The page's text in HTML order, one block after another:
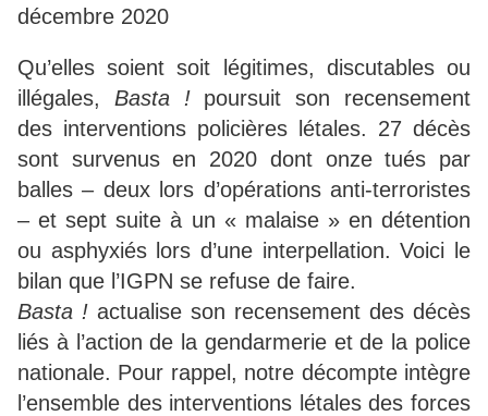
décembre 2020
Qu’elles soient soit légitimes, discutables ou
illégales, Basta !poursuit son recensement
des interventions policières létales. 27 décès
sont survenus en 2020 dont onze tués par
balles – deux lors d’opérations anti-terroristes
– et sept suite à un « malaise » en détention
ou asphyxiés lors d’une interpellation. Voici le
bilan que l’IGPN se refuse de faire.
Basta ! actualise son recensement des décès
liés à l’action de la gendarmerie et de la police
nationale. Pour rappel, notre décompte intègre
l’ensemble des interventions létales des forces